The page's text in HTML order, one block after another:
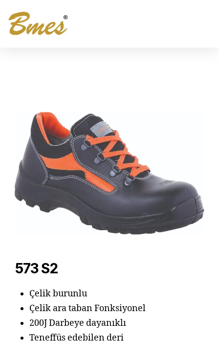
573 S2
Çelik burunlu
Çelik ara taban Fonksiyonel
200J Darbeye dayanıklı
Teneffüs edebilen deri